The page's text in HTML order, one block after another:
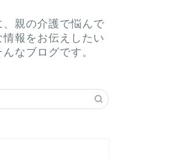
親の介護で悩んで
報をお伝えしたい
なブログです。